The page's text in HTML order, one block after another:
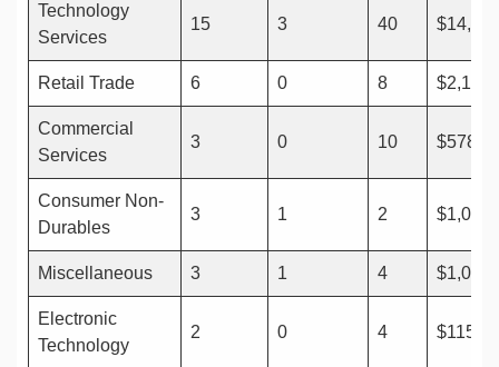
Technology
Services
15 3 40
Retail Trade 6 0 8 $2,120
Commercial
Services
3 0 10 $578
Consumer Non-
Durables
3 1 2 $1,047
Miscellaneous 3 1 4 $1,074
Electronic
Technology
2 0 4 $115